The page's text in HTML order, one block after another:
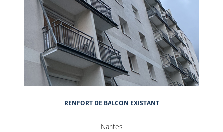
RENFORT DE BALCON EXISTANT
Nantes